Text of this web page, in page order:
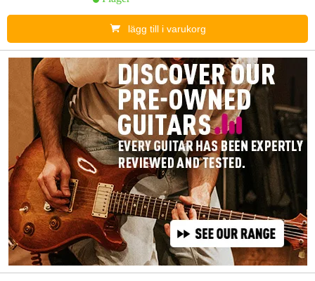
lägg till i varukorg